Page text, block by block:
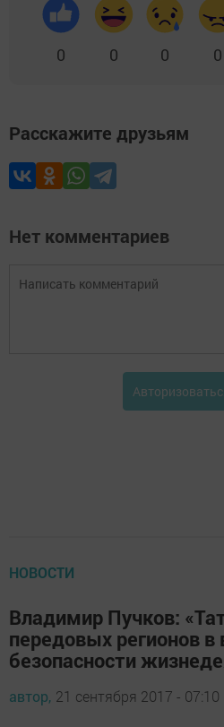
0 0 0 0
Расскажите друзьям
Нет комментариев
НОВОСТИ
Владимир Пучков:
передовых регионов в
безопасности
автор, 21 сентября 2017 - 07:10